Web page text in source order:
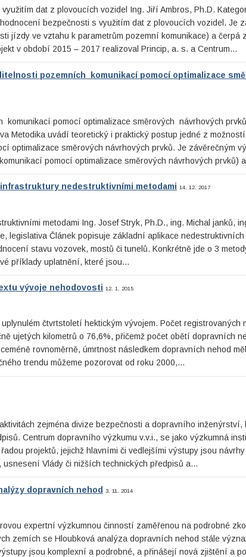
dat z plovoucích vozidel Ing. Jiří Ambros, Ph.D.
bezpečnosti s využitím dat z plovoucích vozidel. Je
jízdy ve vztahu k parametrům pozemní komunikace) a čerpá
v období 2015 – 2017 realizoval Princip, a. s. a Centrum…
pozemních komunikací pomocí optimalizace
pomocí optimalizace směrových návrhových
Metodika uvádí teoretický i praktický postup jedné z
optimalizace směrových návrhových prvků. Je závěrečným
pomocí optimalizace směrových návrhových prvků)
nedestruktivními metodami 14. 12. 2017
metodami Ing. Josef Stryk, Ph.D., ing. Michal janků,
legislativa Článek popisuje základní aplikace
stavu vozovek, mostů či tunelů. Konkrétně jde o 3
příklady uplatnění, které jsou…
vývoje nehodovosti 12. 1. 2015
čtvrtstoletí hektickým vývojem. Počet registrovaných
ujetých kilometrů o 76,6%, přičemž počet obětí dopravních
rovnoměrně, úmrtnost následkem dopravních nehod
trendu můžeme pozorovat od roku 2000,…
zejména divize bezpečnosti a dopravního inženýrství,
Centrum dopravního výzkumu v.v.i., se jako výzkumná
projektů, jejichž hlavními či vedlejšími výstupy jsou
Vlády či nižších technických předpisů a…
dopravních nehod 3. 11. 2014
expertní výzkumnou činností zaměřenou na podrobné
zemích se Hloubková analýza dopravních nehod stále
jsou komplexní a podrobné, a přinášejí nová zjištění a